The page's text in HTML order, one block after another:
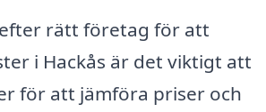
rätt företag för att
i Hackås är det viktigt att
för att jämföra priser och